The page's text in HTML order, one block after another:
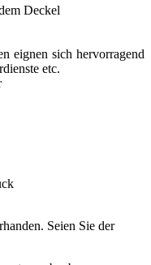
Deckel
eignen sich hervorragend
etc.
Seien Sie der